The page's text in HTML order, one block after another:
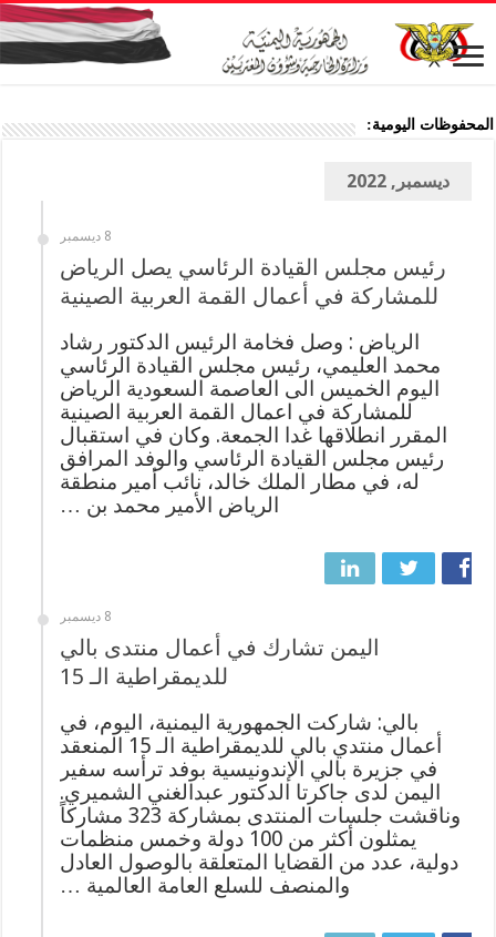
المحفوظات اليومية:
ديسمبر, 2022
8 ديسمبر
رئيس مجلس القيادة الرئاسي يصل الرياض
للمشاركة في أعمال القمة العربية الصينية
الرياض : وصل فخامة الرئيس الدكتور رشاد
محمد العليمي، رئيس مجلس القيادة الرئاسي
اليوم الخميس الى العاصمة السعودية الرياض
للمشاركة في اعمال القمة العربية الصينية
المقرر انطلاقها غدا الجمعة. وكان في استقبال
رئيس مجلس القيادة الرئاسي والوفد المرافق
له، في مطار الملك خالد، نائب أمير منطقة
الرياض الأمير محمد بن …
8 ديسمبر
اليمن تشارك في أعمال منتدى بالي
للديمقراطية الـ 15
بالي: شاركت الجمهورية اليمنية، اليوم، في
أعمال منتدي بالي للديمقراطية الـ 15 المنعقد
في جزيرة بالي الإندونيسية بوفد ترأسه سفير
اليمن لدى جاكرتا الدكتور عبدالغني الشميري.
وناقشت جلسات المنتدى بمشاركة 323 مشاركاً
يمثلون أكثر من 100 دولة وخمس منظمات
دولية، عدد من القضايا المتعلقة بالوصول العادل
والمنصف للسلع العامة العالمية …